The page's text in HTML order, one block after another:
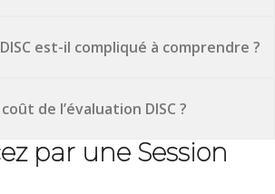
est-il compliqué à comprendre ?
de l’évaluation DISC ?
par une Session